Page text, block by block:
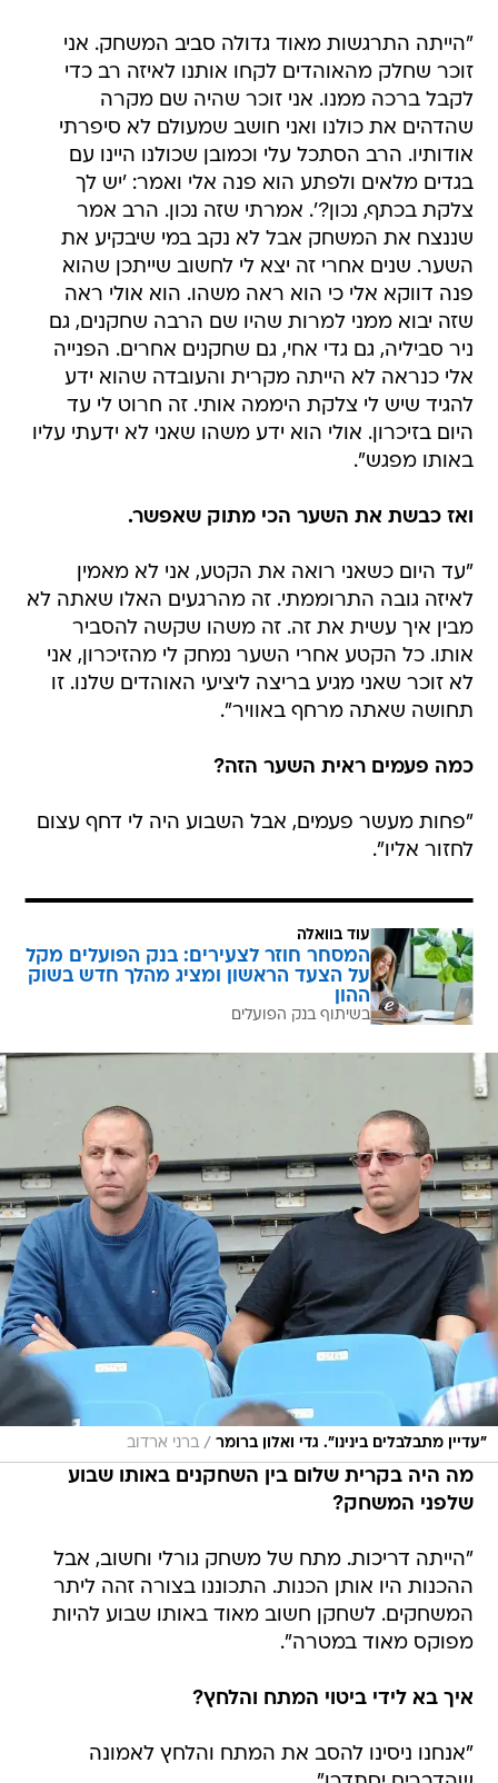
"הייתה התרגשות מאוד גדולה סביב המשחק. אני
זוכר שחלק מהאוהדים לקחו אותנו לאיזה רב כדי
לקבל ברכה ממנו. אני זוכר שהיה שם מקרה
שהדהים את כולנו ואני חושב שמעולם לא סיפרתי
אודותיו. הרב הסתכל עלי וכמובן שכולנו היינו עם
בגדים מלאים ולפתע הוא פנה אלי ואמר: 'יש לך
צלקת בכתף, נכון?'. אמרתי שזה נכון. הרב אמר
שננצח את המשחק אבל לא נקב במי שיבקיע את
השער. שנים אחרי זה יצא לי לחשוב שייתכן שהוא
פנה דווקא אלי כי הוא ראה משהו. הוא אולי ראה
שזה יבוא ממני למרות שהיו שם הרבה שחקנים, גם
ניר סביליה, גם גדי אחי, גם שחקנים אחרים. הפנייה
אלי כנראה לא הייתה מקרית והעובדה שהוא ידע
להגיד שיש לי צלקת היממה אותי. זה חרוט לי עד
היום בזיכרון. אולי הוא ידע משהו שאני לא ידעתי עליו
באותו מפגש".
ואז כבשת את השער הכי מתוק שאפשר.
"עד היום כשאני רואה את הקטע, אני לא מאמין
לאיזה גובה התרוממתי. זה מהרגעים האלו שאתה לא
מבין איך עשית את זה. זה משהו שקשה להסביר
אותו. כל הקטע אחרי השער נמחק לי מהזיכרון, אני
לא זוכר שאני מגיע בריצה ליציעי האוהדים שלנו. זו
תחושה שאתה מרחף באוויר".
כמה פעמים ראית השער הזה?
"פחות מעשר פעמים, אבל השבוע היה לי דחף עצום
לחזור אליו".
עוד בוואלה
המסחר חוזר לצעירים: בנק הפועלים מקל
על הצעד הראשון ומציג מהלך חדש בשוק
ההון
בשיתוף בנק הפועלים
"עדיין מתבלבלים בינינו". גדי ואלון ברומר / ברני ארדוב
מה היה בקרית שלום בין השחקנים באותו שבוע
שלפני המשחק?
"הייתה דריכות. מתח של משחק גורלי וחשוב, אבל
ההכנות היו אותן הכנות. התכוננו בצורה זהה ליתר
המשחקים. לשחקן חשוב מאוד באותו שבוע להיות
מפוקס מאוד במטרה".
איך בא לידי ביטוי המתח והלחץ?
"אנחנו ניסינו להסב את המתח והלחץ לאמונה